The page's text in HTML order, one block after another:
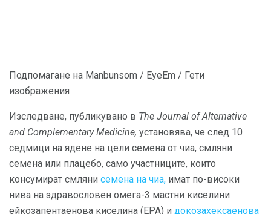
Подпомагане на Manbunsom / EyeEm / Гети
изображения
Изследване, публикувано в The Journal of Alternative
and Complementary Medicine, установява, че след 10
седмици на ядене на цели семена от чиа, смляни
семена или плацебо, само участниците, които
консумират смляни семена на чиа, имат по-високи
нива на здравословен омега-3 мастни киселини
ейкозапентаенова киселина (EPA) и докозахексаенова